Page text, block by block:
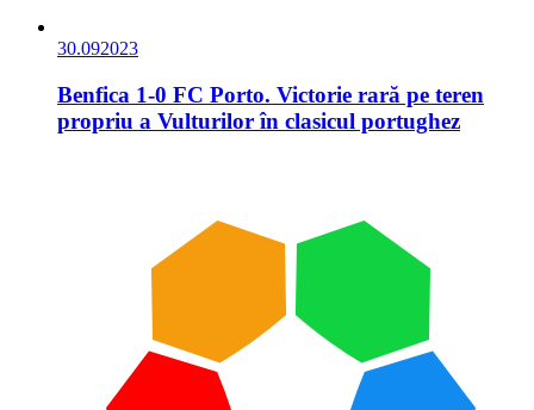
30.092023
Benfica 1-0 FC Porto. Victorie rară pe teren
propriu a Vulturilor în clasicul portughez